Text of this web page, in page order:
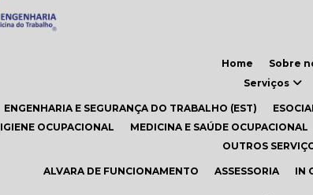
Home
Sobre
Serviços
ENGENHARIA E SEGURANÇA DO TRABALHO (EST)
HIGIENE OCUPACIONAL
MEDICINA E SAÚDE OCUPACIONAL
OUTROS
ALVARA DE FUNCIONAMENTO ASSESSORIA IN